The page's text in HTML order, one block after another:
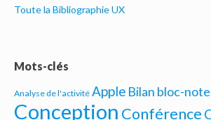
Toute la Bibliographie UX
Mots-clés
Analyse de l'activité Apple Bilan bloc-
Conception Conférence